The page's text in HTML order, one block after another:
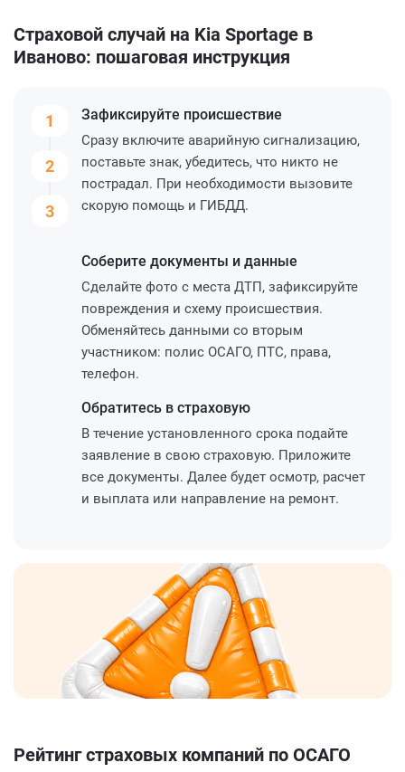
Страховой случай на Kia Sportage в
Иваново: пошаговая инструкция
1
2
3
Зафиксируйте происшествие
Сразу включите аварийную сигнализацию,
поставьте знак, убедитесь, что никто не
пострадал. При необходимости вызовите
скорую помощь и ГИБДД.
Соберите документы и данные
Сделайте фото с места ДТП, зафиксируйте
повреждения и схему происшествия.
Обменяйтесь данными со вторым
участником: полис ОСАГО, ПТС, права,
телефон.
Обратитесь в страховую
В течение установленного срока подайте
заявление в свою страховую. Приложите
все документы. Далее будет осмотр, расчет
и выплата или направление на ремонт.
Рейтинг страховых компаний по ОСАГО